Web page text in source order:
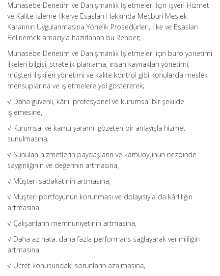
Muhasebe Denetim ve Danışmanlık İşletmeleri İçin İşyeri Hizmet
ve Kalite İzleme İlke ve Esasları Hakkında Mecburi Meslek
Kararının Uygulanmasına Yönelik Prosedürleri, İlke ve Esasları
Belirlemek amacıyla hazırlanan bu Rehber;
Muhasebe Denetim ve Danışmanlık İşletmeleri için büro yönetimi
ilkeleri bilgisi, stratejik planlama, insan kaynakları yönetimi,
müşteri ilişkileri yönetimi ve kalite kontrol gibi konularda meslek
mensuplarına ve işletmelere yol göstererek;
√ Daha güvenli, kârlı, profesyonel ve kurumsal bir şekilde
işlemesine,
√ Kurumsal ve kamu yararını gözeten bir anlayışla hizmet
sunulmasına,
√ Sunulan hizmetlerin paydaşların ve kamuoyunun nezdinde
saygınlığının ve değerinin artmasına,
√ Müşteri sadakatinin artmasına,
√ Müşteri portföyünün korunması ve dolayısıyla da kârlılığın
artmasına,
√ Çalışanların memnuniyetinin artmasına,
√ Daha az hata, daha fazla performans sağlayarak verimliliğin
artmasına,
√ Ücret konusundaki sorunların azalmasına,